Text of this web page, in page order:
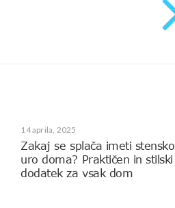
14 aprila, 2025
Zakaj se splača imeti stensko
uro doma? Praktičen in stilski
dodatek za vsak dom